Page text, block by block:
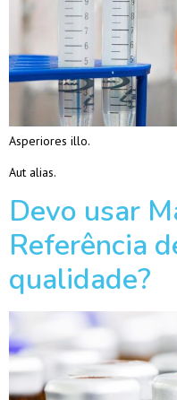
Asperiores illo.
Aut alias.
Devo usar
Referência
qualidade?